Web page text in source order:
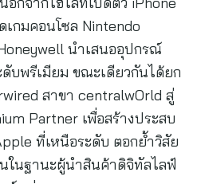
เกมคอนโซล Nintendo
นำเสนออุปกรณ์
บพรีเมียม ขณะเดียวกันได้ยก
สาขา centralwOrld สู่
Partner เพื่อสร้างประสบ
ที่เหนือระดับ ตอกย้ำวิสัย
ในฐานะผู้นำสินค้าดิจิทัลไลฟ์